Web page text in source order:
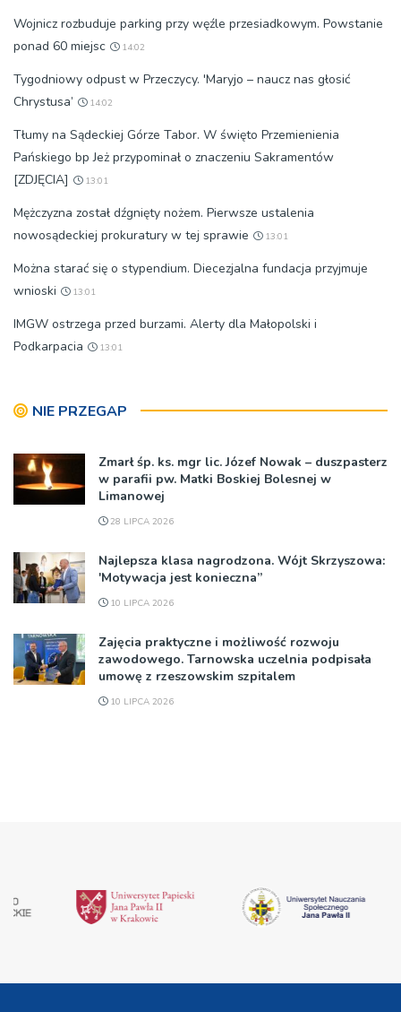
Wojnicz rozbuduje parking przy węźle przesiadkowym. Powstanie
ponad 60 miejsc
14:02
Tygodniowy odpust w Przeczycy. 'Maryjo – naucz nas głosić
Chrystusa’
14:02
Tłumy na Sądeckiej Górze Tabor. W święto Przemienienia
Pańskiego bp Jeż przypominał o znaczeniu Sakramentów
[ZDJĘCIA]
13:01
Mężczyzna został dźgnięty nożem. Pierwsze ustalenia
nowosądeckiej prokuratury w tej sprawie
13:01
Można starać się o stypendium. Diecezjalna fundacja przyjmuje
wnioski
13:01
IMGW ostrzega przed burzami. Alerty dla Małopolski i
Podkarpacia
13:01
NIE PRZEGAP
Zmarł śp. ks. mgr lic. Józef Nowak – duszpasterz
w parafii pw. Matki Boskiej Bolesnej w
Limanowej
28 LIPCA 2026
Najlepsza klasa nagrodzona. Wójt Skrzyszowa:
'Motywacja jest konieczna”
10 LIPCA 2026
Zajęcia praktyczne i możliwość rozwoju
zawodowego. Tarnowska uczelnia podpisała
umowę z rzeszowskim szpitalem
10 LIPCA 2026